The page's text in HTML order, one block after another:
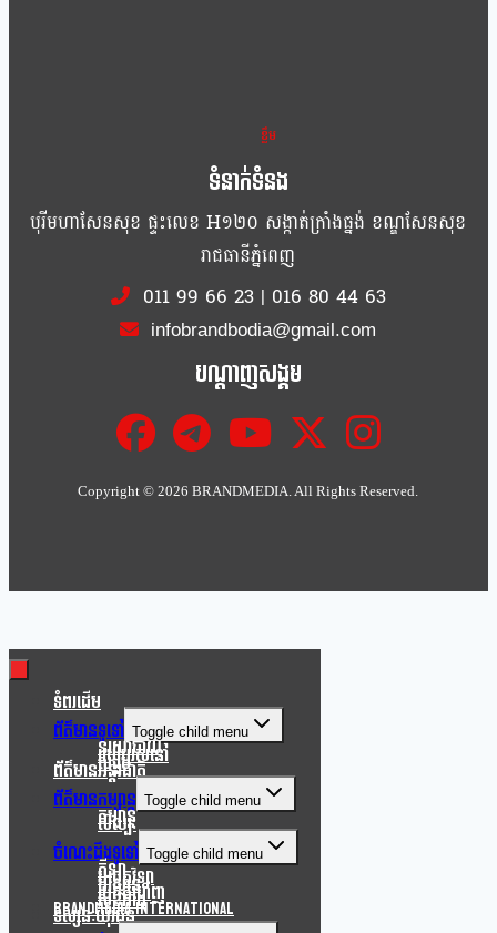
ខ្លឹម ខ្លី រហ័ស
ទំនាក់ទំនង
បុរីមហាសែនសុខ ផ្ទះលេខ H១២០ សង្កាត់ក្រាំងធ្នង់ ខណ្ឌសែនសុខ
រាជធានីភ្នំពេញ
011 99 66 23| 016 80 44 63
infobrandbodia@gmail.com
បណ្ដាញសង្គម
Copyright ©2026 BRANDMEDIA. All Rights Reserved.
ទំពរដើម
ព័ត៌មានទូទៅ Toggle child menu
នយោបាយ
របៀបរស់នៅ
សង្គម
ព័ត៌មានអន្តរជាតិ
ព័ត៌មានកម្សាន្ត Toggle child menu
កម្សាន្ត
សិល្បៈ
ចំណេះដឹងទូទៅ Toggle child menu
កីឡា
បច្ចេកវិទ្យា
បរិស្ថាន
របកគំហើញ
សុខភាព
Brandmedia international
ទស្សនៈយុវជន